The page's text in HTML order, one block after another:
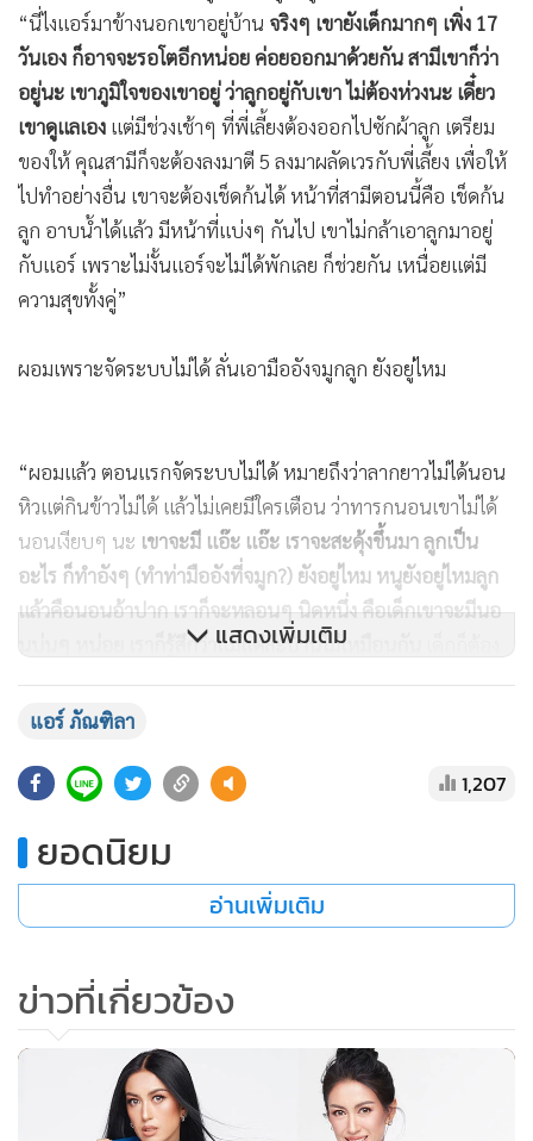
“นี่ไงแอร์มาข้างนอกเขาอยู่บ้าน จริงๆ เขายังเด็กมากๆ เพิ่ง 17
วันเอง ก็อาจจะรอโตอีกหน่อย ค่อยออกมาด้วยกัน สามีเขาก็ว่า
อยู่นะ เขาภูมิใจของเขาอยู่ ว่าลูกอยู่กับเขา ไม่ต้องห่วงนะ เดี๋ยว
เขาดูแลเอง แต่มีช่วงเช้าๆ ที่พี่เลี้ยงต้องออกไปซักผ้าลูก เตรียม
ของให้ คุณสามีก็จะต้องลงมาตี 5 ลงมาผลัดเวรกับพี่เลี้ยง เพื่อให้
ไปทำอย่างอื่น เขาจะต้องเช็ดก้นได้ หน้าที่สามีตอนนี้คือ เช็ดก้น
ลูก อาบน้ำได้แล้ว มีหน้าที่แบ่งๆ กันไป เขาไม่กล้าเอาลูกมาอยู่
กับแอร์ เพราะไม่งั้นแอร์จะไม่ได้พักเลย ก็ช่วยกัน เหนื่อยแต่มี
ความสุขทั้งคู่”
ผอมเพราะจัดระบบไม่ได้ ลั่นเอามืออังจมูกลูก ยังอยู่ไหม
“ผอมแล้ว ตอนแรกจัดระบบไม่ได้ หมายถึงว่าลากยาวไม่ได้นอน
หิวแต่กินข้าวไม่ได้ แล้วไม่เคยมีใครเตือน ว่าทารกนอนเขาไม่ได้
นอนเงียบๆ นะ เขาจะมี แอ๊ะ แอ๊ะ เราจะสะดุ้งขึ้นมา ลูกเป็น
อะไร ก็ทำอังๆ (ทำท่ามืออังที่จมูก?) ยังอยู่ไหม หนูยังอยู่ไหมลูก
แล้วคือนอนอ้าปาก เราก็จะหลอนๆ นิดหนึ่ง คือเด็กเขาจะมีนอ
นบ่นๆ หน่อย เราก็รู้สึกว่าแม่แต่ละบ้านไม่เหมือนกัน
ปรับจูนกันไป ก่อนแอร์ท้อง แอร์หนัก 38-39 แต่ว่าหมอให้เพิ่ม
น้ำหนัก ก็เพิ่มไป 3-4 กิโลให้หมอสบายใจ พอเริ่มใส่ตัวอ่อน ตอน
ตอนแรกๆ เราแรกๆ เหมือนอิดโรย ข้าวก็ไม่ได้กิน อย่างวันนี้นัด
อีก”
อารมณ์แปรปรวน ขี้น้อยใจ
“นิดหน่อย มีบ้าง ขี้น้อยใจ ทำไมสามีทำหน้าแบบนั้น ทำหน้า
เหนื่อยใส่ฉัน ฉันก็เหนื่อยนะ หมอก็เตือนว่าอย่าปล่อยให้อยู่คน
เดียวนะ อย่าให้แม่นอยด์คนเดียว
เวลามันเหนื่อยมากๆ มันเศร้า
มันดาวน์ เห็นลูกร้อง เราก็ร้องไห้ตาม (ภาวะซึมเศร้า?) มาม่า บลู
คนในครอบครัวต้องประกบนิดหนึ่ง แต่แอร์โชคดีหลานๆ พี่สาว
แสดงเพิ่มเติม
แอร์ ภัณฑิลา
1,207
ยอดนิยม
อ่านเพิ่มเติม
ข่าวที่เกี่ยวข้อง